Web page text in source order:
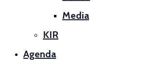
Media
KIR
Agenda